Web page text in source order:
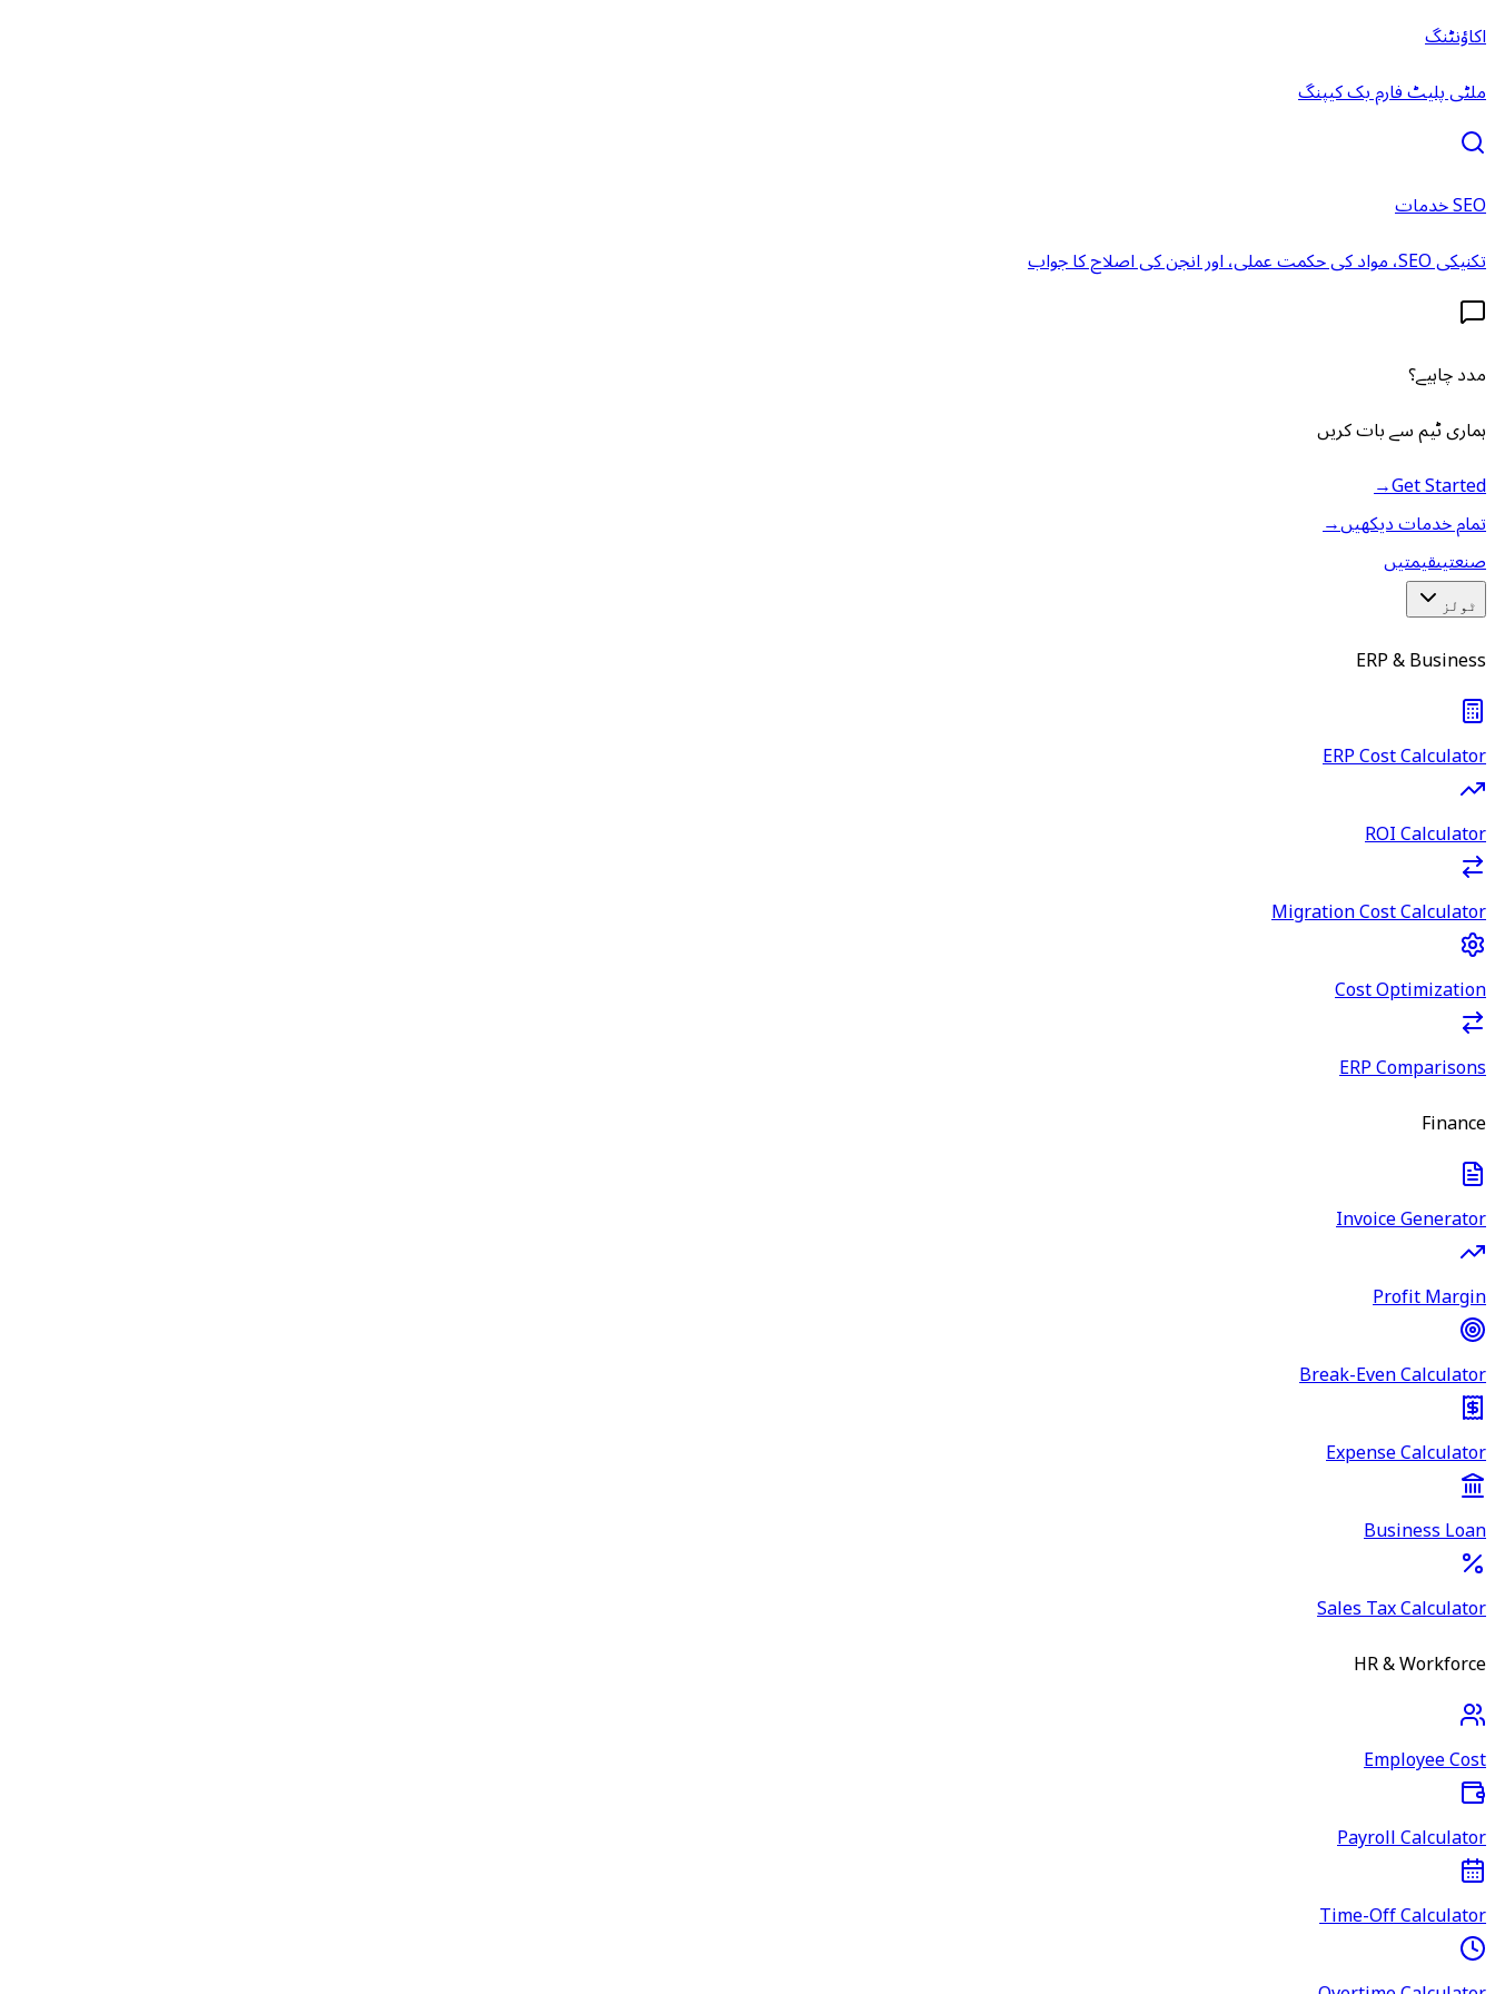
اکاؤنٹنگ
ملٹی پلیٹ فارم بک کیپنگ
SEO خدمات
تکنیکی SEO، مواد کی حکمت عملی، اور انجن کی اصلاح کا جواب
مدد چاہیے؟
ہماری ٹیم سے بات کریں
Get Started
→
تمام خدمات دیکھیں→
صنعتیںقیمتیں
ٹولز
ERP & Business
ERP Cost Calculator
ROI Calculator
Migration Cost Calculator
Cost Optimization
ERP Comparisons
Finance
Invoice Generator
Profit Margin
Break-Even Calculator
Expense Calculator
Business Loan
Sales Tax Calculator
HR & Workforce
Employee Cost
Payroll Calculator
Time-Off Calculator